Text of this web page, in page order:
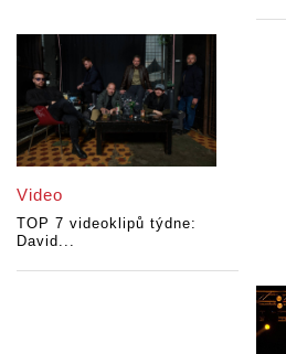
Video
TOP 7 videoklipů týdne:
David...